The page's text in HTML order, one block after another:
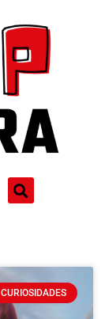
CURIOSIDADES